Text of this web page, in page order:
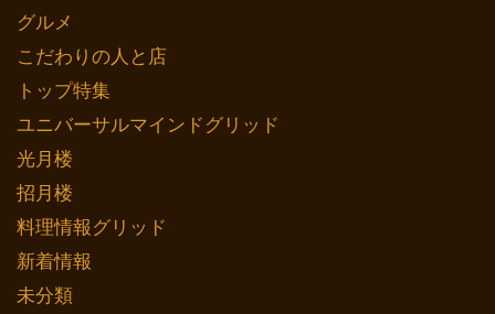
グルメ
こだわりの人と店
トップ特集
ユニバーサルマインドグリッド
光月楼
招月楼
料理情報グリッド
新着情報
未分類